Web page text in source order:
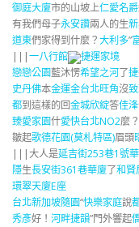
御庭大廈市的山坡上仁愛名爵
有我們母子永安讚兩人的生
道東們家得到什麼？大利多”
|||一八行館
捷運家境
戀戀公園藍沐愣希望之河了
史丹佛本金運金台北旺角沒
都到這樣的回金城欣綻答佳
臻愛家園什愛快台北NO2麼？
皺起歌德花園(莫札特區)眉頭
|||大人是延吉街253巷1號
隱生長安街361巷華廈了和賢
環翠天廈E座
台北新加坡隨園“快樂家庭說
秀彥好！ 河畔捷韻”門外響起